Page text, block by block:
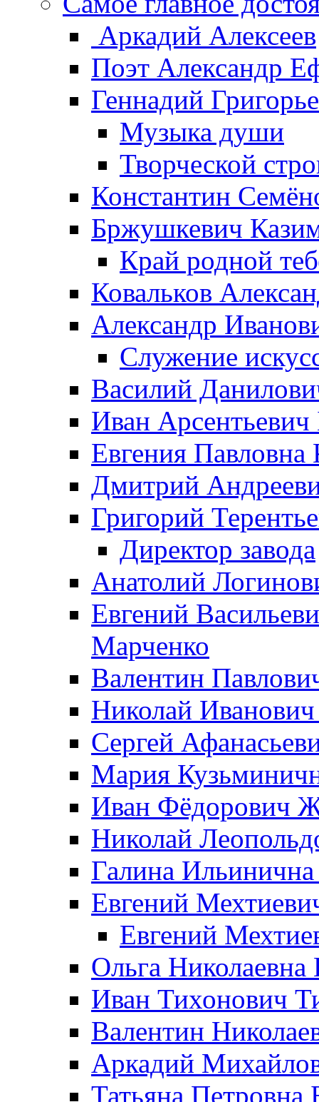
Аркадий Алексеев
Поэт Александр
Геннадий
Музыка души
Творческой
Константин
Бржушкевич
Край родной
Ковальков
Александр
Служение
Василий
Иван
Евгения Павловна
Дмитрий
Григорий
Директор завода
Анатолий
Евгений
Марченко
Валентин
Николай Иванович
Сергей
Мария
Иван Фёдорович
Николай
Галина
Евгений
Евгений
Ольга Николаевна
Иван Тихонович
Валентин
Аркадий
Татьяна Петровна